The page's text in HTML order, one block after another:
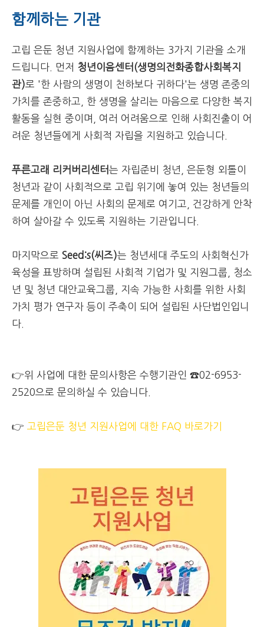
함께하는 기관
고립 은둔 청년 지원사업에 함께하는 3가지 기관을 소개
드립니다. 먼저 청년이음센터(생명의전화종합사회복지
관)로 '한 사람의 생명이 천하보다 귀하다'는 생명 존중의
가치를 존중하고, 한 생명을 살리는 마음으로 다양한 복지
활동을 실현 중이며, 여러 어려움으로 인해 사회진출이 어
려운 청년들에게 사회적 자립을 지원하고 있습니다.
푸른고래 리커버리센터는 자립준비 청년, 은둔형 외톨이
청년과 같이 사회적으로 고립 위기에 놓여 있는 청년들의
문제를 개인이 아닌 사회의 문제로 여기고, 건강하게 안착
하여 살아갈 수 있도록 지원하는 기관입니다.
마지막으로 Seed:s(씨즈)는 청년세대 주도의 사회혁신가
육성을 표방하며 설립된 사회적 기업가 및 지원그룹, 청소
년 및 청년 대안교육그룹, 지속 가능한 사회를 위한 사회
가치 평가 연구자 등이 주축이 되어 설립된 사단법인입니
다.
👉위 사업에 대한 문의사항은 수행기관인 ☎02-6953-
2520으로 문의하실 수 있습니다.
👉 고립은둔 청년 지원사업에 대한 FAQ 바로가기